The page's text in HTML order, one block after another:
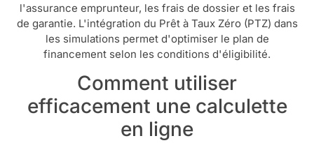
l'assurance emprunteur, les frais de dossier et les frais
de garantie. L'intégration du Prêt à Taux Zéro (PTZ) dans
les simulations permet d'optimiser le plan de
financement selon les conditions d'éligibilité.
Comment utiliser
efficacement une calculette
en ligne